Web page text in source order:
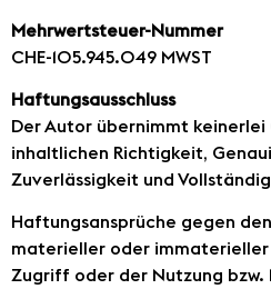
Mehrwertsteuer-Nummer
CHE-105.945.049 MWST
Haftungsausschluss
Der Autor übernimmt
inhaltlichen Richtigkeit,
Zuverlässigkeit und
Haftungsansprüche gegen
materieller oder immaterieller
Zugriff oder der Nutzung